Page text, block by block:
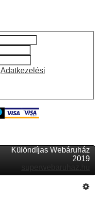
Adatkezelési
Különdíjas Webáruház
2019